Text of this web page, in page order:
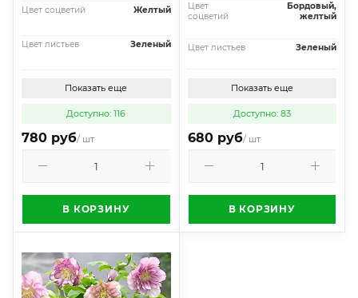
Цвет соцветий Желтый
Цвет листьев Зеленый
Показать еще
Доступно: 116
780 руб/ шт
В КОРЗИНУ
Цвет
соцветий
Бордовый,
желтый
Цвет листьев Зеленый
Показать еще
Доступно: 83
680 руб/ шт
В КОРЗИНУ